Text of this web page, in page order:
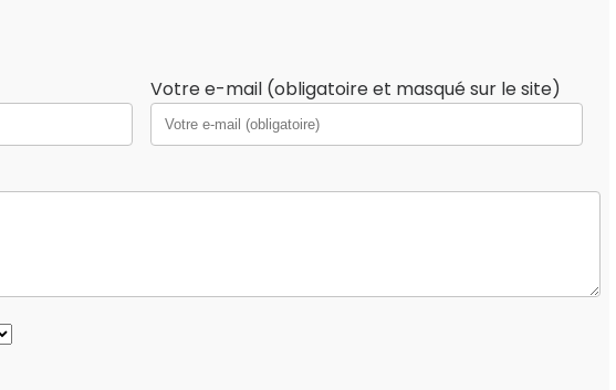
Votre e-mail (obligatoire et masqué sur le site)